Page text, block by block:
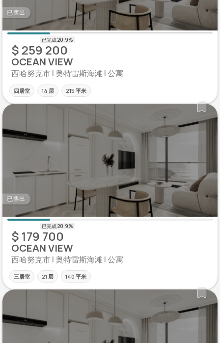
已售出
$ 259 200
OCEAN VIEW
西哈努克市 | 奥特雷斯海滩 | 公寓
四居室 14 层 215 平米
已售出
$ 179 700
OCEAN VIEW
西哈努克市 | 奥特雷斯海滩 | 公寓
三居室 21 层 140 平米